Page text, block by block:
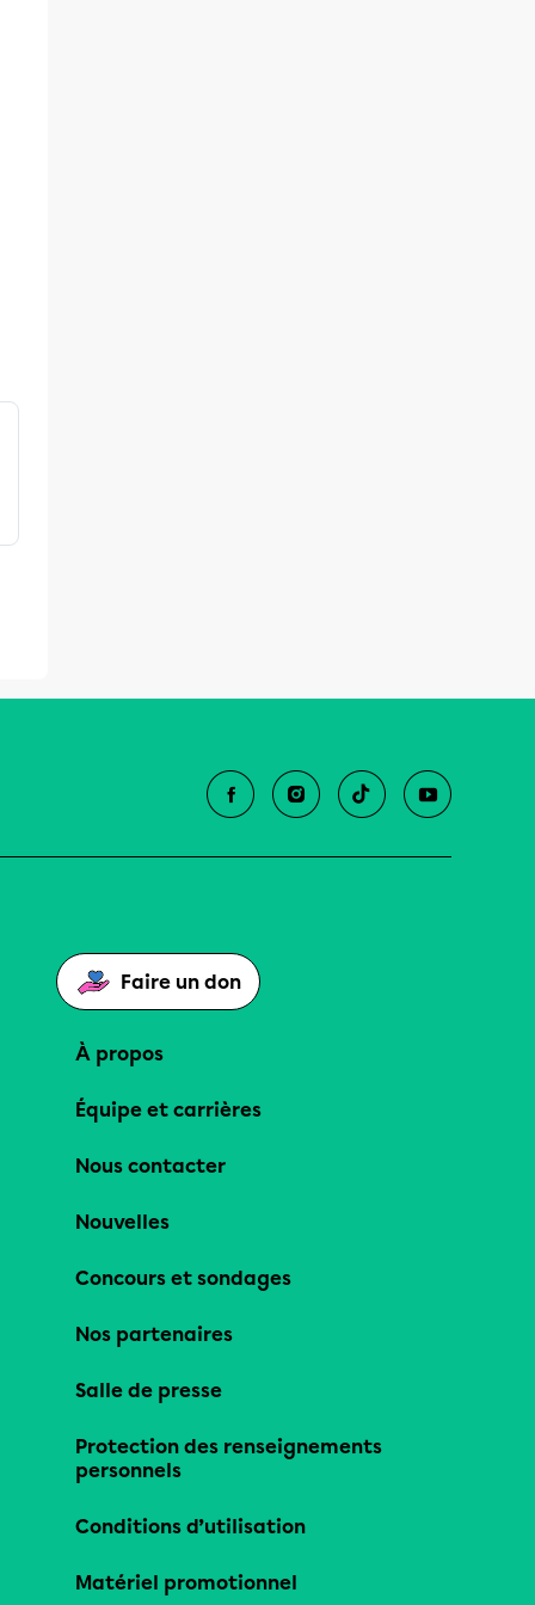
Faire un don
À propos
Équipe et carrières
Nous contacter
Nouvelles
Concours et sondages
Nos partenaires
Salle de presse
Protection des renseignements
personnels
Conditions d’utilisation
Matériel promotionnel